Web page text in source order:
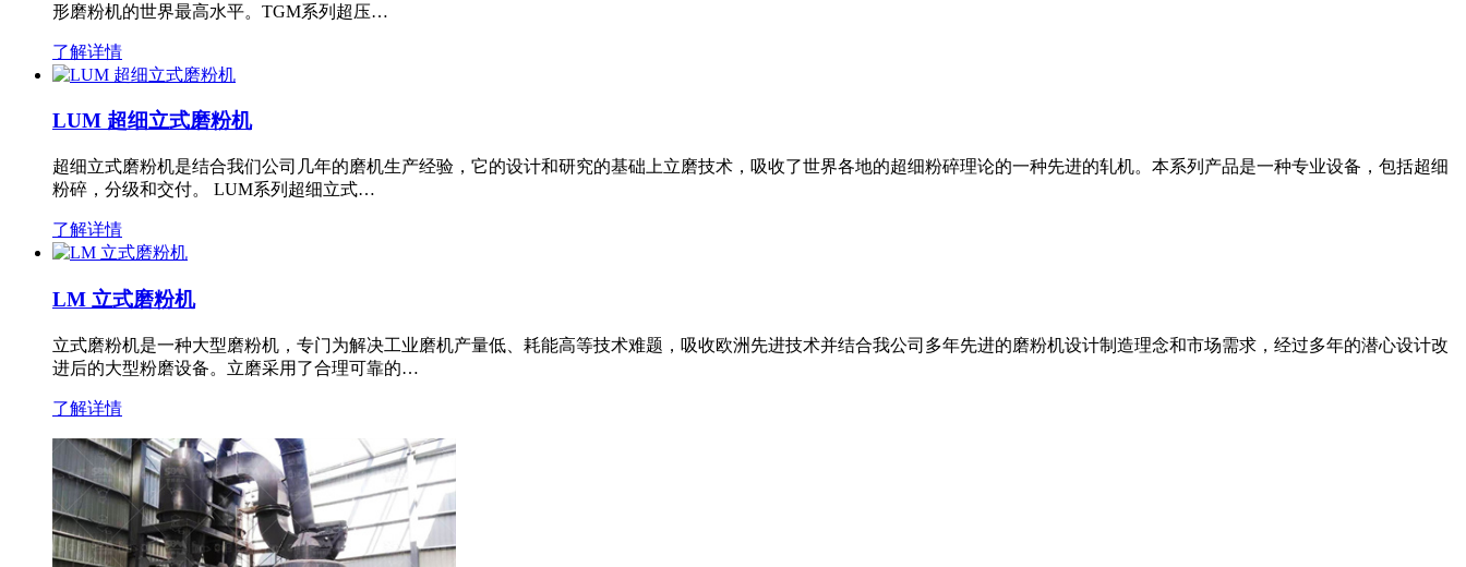
形磨粉机的世界最高水平。TGM系列超压…
了解详情
LUM 超细立式磨粉机
超细立式磨粉机是结合我们公司几年的磨机生产经验，它的设计和研究的基础上立磨技术，吸收了世界各地的超细粉碎理论的一种先进的轧机。本系列产品是一种专业设备，包括超细
粉碎，分级和交付。 LUM系列超细立式…
了解详情
LM 立式磨粉机
立式磨粉机是一种大型磨粉机，专门为解决工业磨机产量低、耗能高等技术难题，吸收欧洲先进技术并结合我公司多年先进的磨粉机设计制造理念和市场需求，经过多年的潜心设计改
进后的大型粉磨设备。立磨采用了合理可靠的…
了解详情